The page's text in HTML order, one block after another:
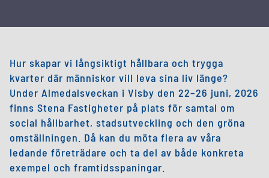
Hur skapar vi långsiktigt hållbara och trygga
kvarter där människor vill leva sina liv länge?
Under Almedalsveckan i Visby den 22–26 juni, 2026
finns Stena Fastigheter på plats för samtal om
social hållbarhet, stadsutveckling och den gröna
omställningen. Då kan du möta flera av våra
ledande företrädare och ta del av både konkreta
exempel och framtidsspaningar.